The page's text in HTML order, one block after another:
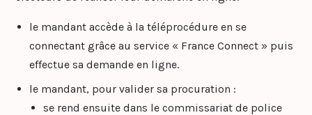
le mandant accède à la téléprocédure en se
connectant grâce au service « France Connect » puis
effectue sa demande en ligne.
le mandant, pour valider sa procuration :
se rend ensuite dans le commissariat de police